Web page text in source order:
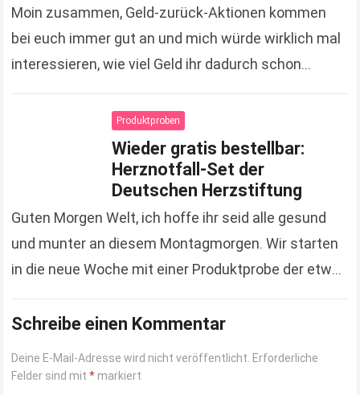
Moin zusammen, Geld-zurück-Aktionen kommen
bei euch immer gut an und mich würde wirklich mal
interessieren, wie viel Geld ihr dadurch schon
Unsummen, die…Read more
Produktproben
Wieder gratis bestellbar:
Herznotfall-Set der
Deutschen Herzstiftung
Guten Morgen Welt, ich hoffe ihr seid alle gesund
und munter an diesem Montagmorgen. Wir starten
in die neue Woche mit einer Produktprobe der etwas
Schreibe einen Kommentar
Deine E-Mail-Adresse wird nicht veröffentlicht. Erforderliche
Felder sind mit* markiert